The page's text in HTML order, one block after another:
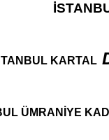
KARTAL
ÜMRANİYE